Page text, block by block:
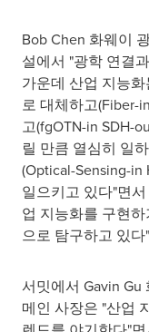
Bob Chen 화웨이
설에서 "광학 연결
가운데 산업 지능
로 대체하고(Fiber-
고(fgOTN-in SDH-
릴 만큼 열심히 일
(Optical-Sensing-in
일으키고 있다"면
업 지능화를 구현
으로 탐구하고 있
서밋에서 Gavin Gu
메인 사장은 "산업